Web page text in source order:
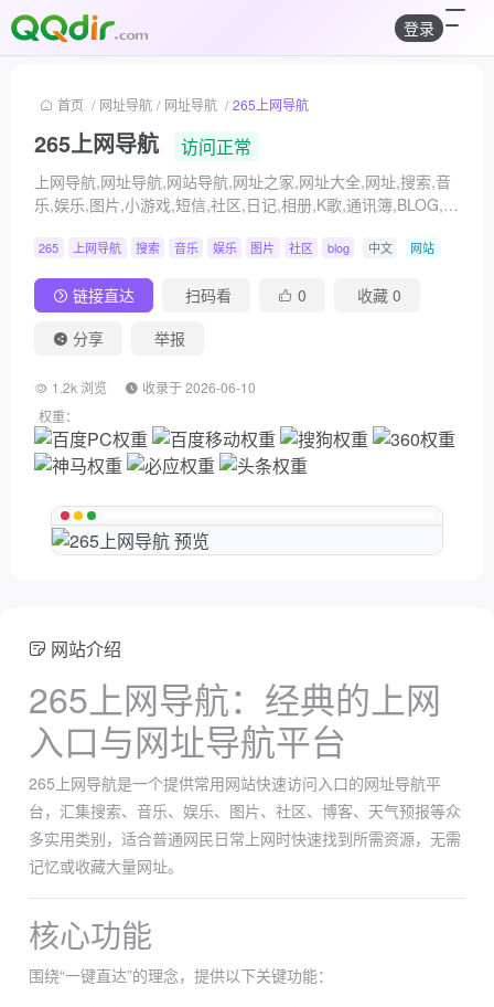
登录
首页 / 网址导航 / 网址导航 / 265上网导航
265上网导航 访问正常
上网导航,网址导航,网站导航,网址之家,网址大全,网址,搜索,音
乐,娱乐,图片,小游戏,短信,社区,日记,相册,K歌,通讯簿,BLOG,天
265 上网导航 搜索 音乐 娱乐 图片 社区 blog 中文 网站
链接直达 扫码看 0 收藏 0
分享
举报
1.2k 浏览
收录于 2026-06-10
权重：
网站介绍
265上网导航：经典的上网
入口与网址导航平台
265上网导航是一个提供常用网站快速访问入口的网址导航平
台，汇集搜索、音乐、娱乐、图片、社区、博客、天气预报等众
多实用类别，适合普通网民日常上网时快速找到所需资源，无需
记忆或收藏大量网址。
核心功能
围绕“一键直达”的理念，提供以下关键功能：